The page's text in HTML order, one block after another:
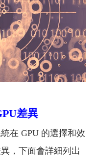
差異
在 GPU 的選擇和效
，下面會詳細列出